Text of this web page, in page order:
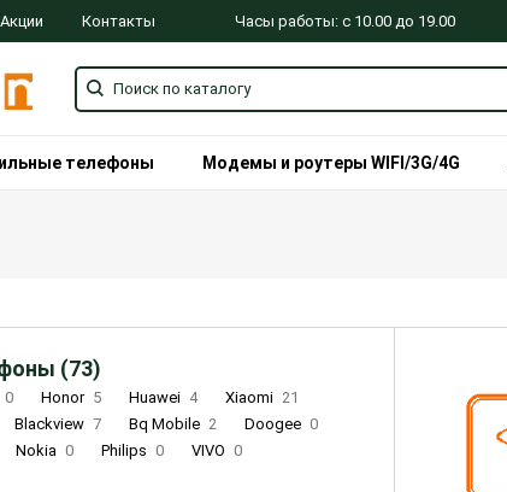
Акции Контакты Часы работы: с 10.00 до 19.00
телефоны Модемы и роутеры WIFI/3G/4G
(73)
0 Honor 5 Huawei 4 Xiaomi 21
Blackview 7 Bq Mobile 2 Doogee 0
Nokia 0 Philips 0 VIVO 0